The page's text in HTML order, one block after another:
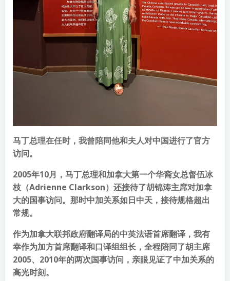
马丁总理在任时，我曾陪同他和夫人对中国进行了官方
访问。
2005年10月，马丁总理和加拿大第一个华裔女总督伍冰
枝（Adrienne Clarkson）还接待了胡锦涛主席对加拿
大的国事访问。那时中加关系如日中天，接待规格超出
常规。
作为加拿大联邦政府翻译局的中英法语首席翻译，我有
幸作为加方首席翻译和口译组组长，全程陪同了胡主席
2005、2010年的两次国事访问，亲眼见证了中加关系的
高光时刻。